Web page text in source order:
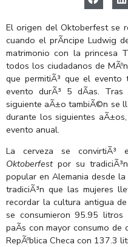
El origen del Oktoberfest se
cuando el prÃ­ncipe Ludwig
matrimonio con la princesa
todos los ciudadanos de
que permitiÃ³ que el
evento durÃ³ 5 dÃ­as.
siguiente aÃ±o tambiÃ©n se
durante los siguientes
evento anual.
La cerveza se
Oktoberfestpor su
popular en Alemania desde
tradiciÃ³n que las mujeres
recordar la cultura antigua
se consumieron 95.95 litros
paÃ­s con mayor consumo de
RepÃºblica Checa con 137.3